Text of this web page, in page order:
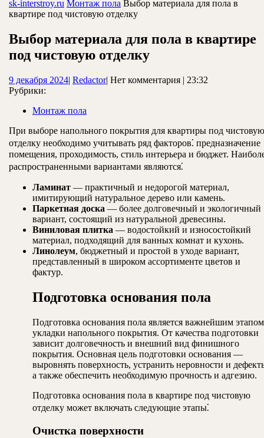
sk-interstroy.ru Монтаж пола Выбор материала для пола в
квартире под чистовую отделку
Выбор материала для пола в квартире
под чистовую отделку
9 декабря 20249| RedactorRedactor
| Нет комментария | 23:32
Рубрики:
Монтаж пола
При выборе напольного покрытия для квартиры под чистовую
отделку необходимо учитывать ряд факторов⁚ предназначение
помещения, проходимость, стиль интерьера и бюджет.
распространенными вариантами являются⁚
Ламинат — практичный и недорогой материал,
имитирующий натуральное дерево или камень.
Паркетная доска — более долговечный и экологичный
вариант, состоящий из натуральной древесины.
Виниловая плитка — водостойкий и износостойкий
материал, подходящий для ванных комнат и кухонь.
Линолеум, бюджетный и простой в уходе вариант,
представленный в широком ассортименте цветов и
фактур.
Подготовка основания пола
Подготовка основания пола является важнейшим этапом
укладки напольного покрытия. От качества подготовки
зависит долговечность и внешний вид финишного
покрытия. Основная цель подготовки основания —
выровнять поверхность, устранить неровности и
а также обеспечить необходимую прочность и адгезию.
Подготовка основания пола в квартире под чистовую
отделку может включать следующие этапы⁚
Очистка поверхности